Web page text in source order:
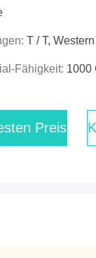
T / T,
Fähigkeit: 1000
Preis